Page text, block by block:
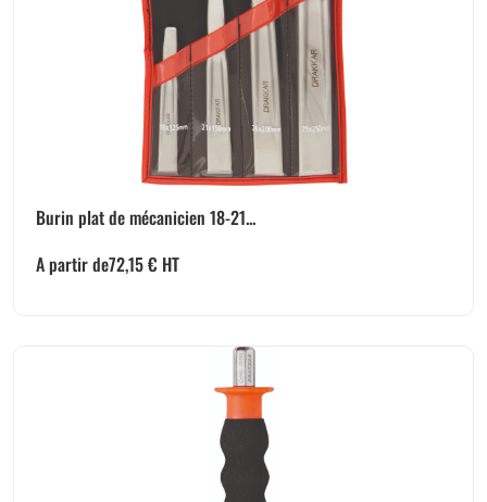
Burin plat de mécanicien 18-21...
A partir de72,15€ HT